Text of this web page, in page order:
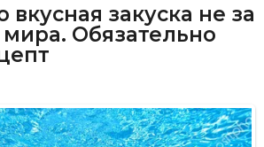
вкусная закуска не за
мира. Обязательно